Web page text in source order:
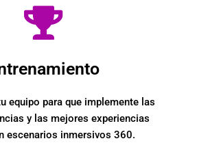
equipo para que implemente las
y las mejores experiencias
escenarios inmersivos 360.